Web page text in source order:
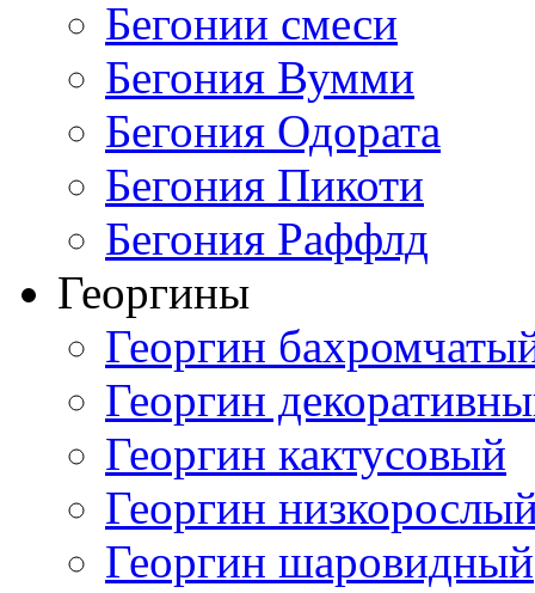
Бегонии смеси
Бегония Вумми
Бегония Одората
Бегония Пикоти
Бегония Раффлд
Георгины
Георгин
Георгин
Георгин кактусовый
Георгин
Георгин шаровидный